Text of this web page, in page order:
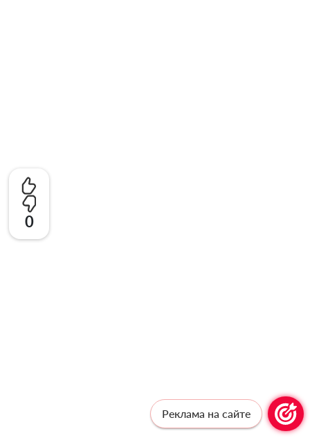
0
Реклама на сайте